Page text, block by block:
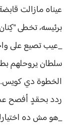
عيناه مازالت
برئيسه، تخطى
_عيب تصيع على
سلطان يروحلهم
الخطوة دي كويس.
ردد بحقدٍ أفصح
_هو مش ده اختيارك